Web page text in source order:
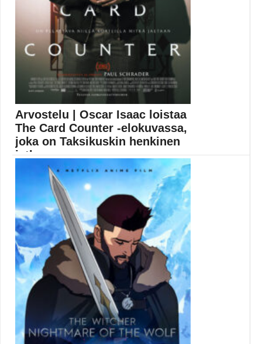
Arvostelu | Oscar Isaac loistaa
The Card Counter -elokuvassa,
joka on Taksikuskin henkinen
jatko-osa
Oscar Isaac uhkapelaa elämällään upean
järkyttävässä The Card...
Elokuva-arvostelu